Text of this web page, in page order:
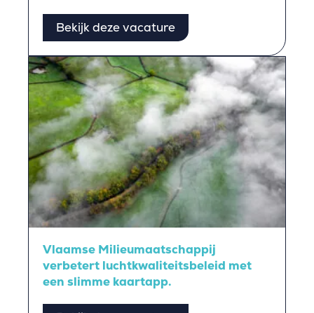
Bekijk deze vacature
Vlaamse Milieumaatschappij
verbetert luchtkwaliteitsbeleid met
een slimme kaartapp.